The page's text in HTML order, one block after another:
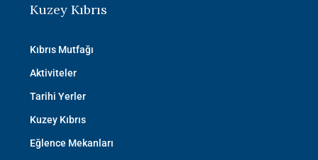
Kuzey Kıbrıs
Kıbrıs Mutfağı
Aktiviteler
Tarihi Yerler
Kuzey Kıbrıs
Eğlence Mekanları